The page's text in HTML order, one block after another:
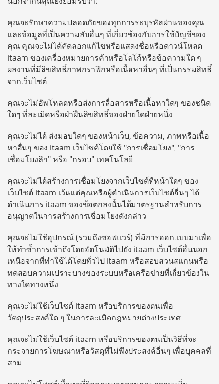
คุณจะรักษาความปลอดภัยของทุกการระบุรหัสผ่านของคุณ
และข้อมูลที่เป็นความลับอื่นๆ ที่เกี่ยวข้องกับการใช้บัญชีของ
คุณ คุณจะไม่ได้คัดลอกแก้ไขหรือแสดงชื่อหรือดาวน์โหลด
itaam ของเครื่องหมายการค้าหรือโลโก้หรือข้อความใด ๆ
ผลงานที่มีลิขสิทธิ์ภาพกราฟิกหรือเนื้อหาอื่นๆ ที่เป็นกรรมสิทธิ์
จากเว็บไซต์
คุณจะไม่อัพโหลดหรือส่งการสื่อสารหรือเนื้อหาใดๆ ของชนิด
ใดๆ ที่ละเมิดหรือฝ่าฝืนลิขสิทธิ์ของฝ่ายใดฝ่ายหนึ่ง
คุณจะไม่ได้ ส่งมอบใดๆ ของหน้าเว็บ, ข้อความ, ภาพหรือเนื้อ
หาอื่นๆ ของ itaam เว็บไซต์โดยใช้ "การเชื่อมโยง", "การ
เชื่อมโยงลึก" หรือ "กรอบ" เทคโนโลยี
คุณจะไม่ได้สร้างการเชื่อมโยงจากเว็บไซต์ที่หน้าใดๆ ของ
เว็บไซต์ itaam เว้นแต่คุณหรือผู้ดำเนินการเว็บไซต์อื่นๆ ได้
ดำเนินการ itaam ของข้อตกลงนั้นได้มาตรฐานสำหรับการ
อนุญาตในการสร้างการเชื่อมโยงดังกล่าว
คุณจะไม่ใช้อุปกรณ์ (รวมถึงซอฟแวร์) ที่มีการออกแบบมาเพื่อ
ให้ทำซ้ำการเข้าถึงโดยอัตโนมัติไปยัง itaam เว็บไซต์อื่นนอก
เหนือจากที่ทำใช้ได้โดยทั่วไป itaam หรือสอบสวนสแกนหรือ
ทดสอบความเปราะบางของระบบหรือเครือข่ายที่เกี่ยวข้องใน
ทางใดทางหนึ่ง
คุณจะไม่ใช้เว็บไซต์ itaam หรือบริการของตนเพื่อ
วัตถุประสงค์ใด ๆ ในการละเมิดกฎหมายต่างประเทศ
คุณจะไม่ใช้เว็บไซต์ itaam หรือบริการของตนเป็นวิธีที่จะ
กระจายการโฆษณาหรือวัสดุที่ไม่พึงประสงค์อื่นๆ เพื่อบุคคลที่
สาม